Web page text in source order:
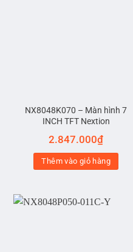
NX8048K070 – Màn hình 7
INCH TFT Nextion
2.847.000₫
Thêm vào giỏ hàng